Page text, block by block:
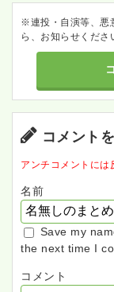
※連投・自演等、悪
ら、お知らせくださ
コメント
アンチコメントには
名前
Save my
the next time I
コメント